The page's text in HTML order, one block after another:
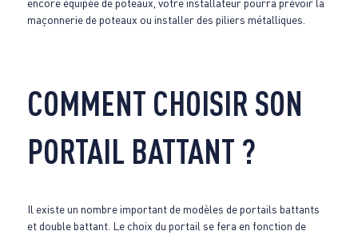
encore équipée de poteaux, votre installateur pourra prévoir la
maçonnerie de poteaux ou installer des piliers métalliques.
COMMENT CHOISIR SON
PORTAIL BATTANT ?
Il existe un nombre important de modèles de portails battants
et double battant. Le choix du portail se fera en fonction de